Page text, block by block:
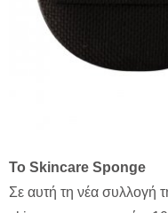
Το Skincare Sponge
Σε αυτή τη νέα συλλογή